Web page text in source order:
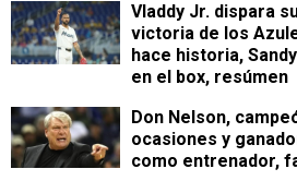
Vladdy Jr. dispara
victoria de los
hace historia,
en el box, resúmen
Don Nelson,
ocasiones y
como entrenador,